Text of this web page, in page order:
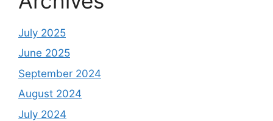
July 2025
June 2025
September 2024
August 2024
July 2024